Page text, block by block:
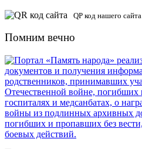
QP код нашего сайта
Помним вечно